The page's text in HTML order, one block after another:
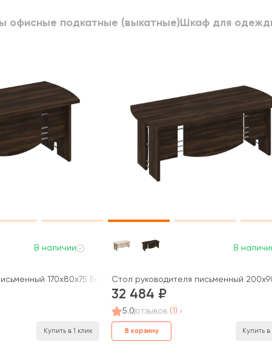
офисные подкатные (выкатные)Шкаф для
В наличии
170x80x75 Борн
Купить в 1 клик
В
Стол руководителя письменный
32 484
5.0отзывов (1)
В корзину Купить в